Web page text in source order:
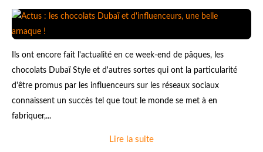
Ils ont encore fait l'actualité en ce week-end de pâques, les
chocolats Dubaï Style et d'autres sortes qui ont la particularité
d'être promus par les influenceurs sur les réseaux sociaux
connaissent un succès tel que tout le monde se met à en
fabriquer,...
Lire la suite